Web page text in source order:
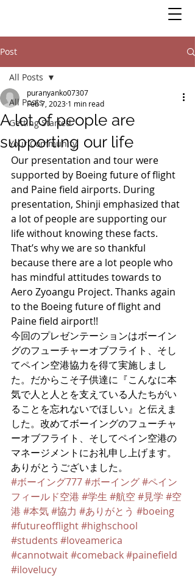
Post
All Posts
Getting Started
Your Community
All Posts
A lot of people are
supporting our life
puranyanko07307
Feb 7, 2023 1 min read
Our presentation and tour were
supported by Boeing future of flight
and Paine field airports. During
presentation, Shinji emphasized that
a lot of people are supporting our
life without knowing these facts.
That’s why we are so thankful
because there are a lot people who
has mindful attitudes towards to
Aero Zyoangu Project. Thanks again
to the Boeing future of flight and
Paine field airport!!
今回のプレゼンテーションはボーイン
グのフューチャーオブフライト、そし
てペイン空港協力を得て実施しまし
た。だからこそ子供達に『こんなに本
気で人と人とを支えている人たちがい
ることを忘れないでほしい』と伝えま
した。改めてボーイングのフューチャ
ーオブフライト、そしてペイン空港の
マネージメントにお礼申し上げます。
ありがとうございました。
#ボーイング777#ボーイング#ペイン
フィールド空港 #学生 #航空 #見学 #空
港 #本気#協力 #ありがとう #boeing
#futureofflight#highschool
#students #loveamerica
#cannotwait#comeback#painefield
#ilovelucy